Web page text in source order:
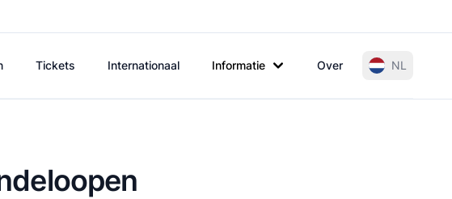
Tickets Internationaal Informatie Over NL